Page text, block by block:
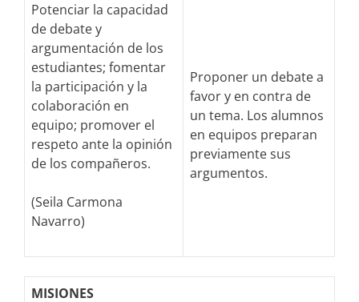
Potenciar la capacidad
de debate y
argumentación de los
estudiantes; fomentar
la participación y la
colaboración en
equipo; promover el
respeto ante la opinión
de los compañeros.
(Seila Carmona
Navarro)
Proponer un debate a
favor y en contra de
un tema. Los alumnos
en equipos preparan
previamente sus
argumentos.
MISIONES